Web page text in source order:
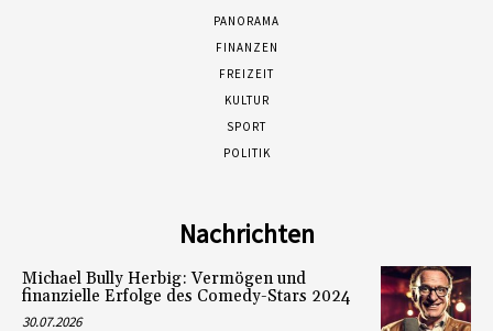
PANORAMA
FINANZEN
FREIZEIT
KULTUR
SPORT
POLITIK
Nachrichten
Michael Bully Herbig: Vermögen und
finanzielle Erfolge des Comedy-Stars 2024
30.07.2026